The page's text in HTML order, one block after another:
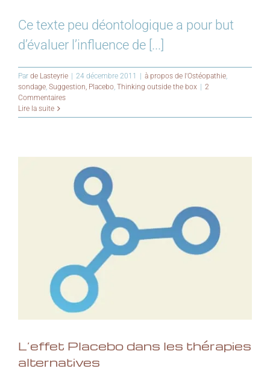
Ce texte peu déontologique a pour but
d’évaluer l’influence de [...]
Par de Lasteyrie | 24 décembre 2011 | à propos de l'Ostéopathie
sondage Suggestion, Placebo Thinking outside the box | 2
Commentaires
Lire la suite
L’effet Placebo dans les thérapies
alternatives